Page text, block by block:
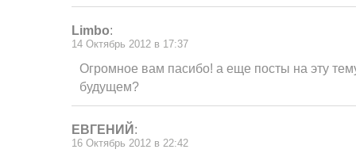
Limbo:
14 Октябрь 2012 в 17:37
Огромное вам пасибо! а еще посты на эту
будущем?
ЕВГЕНИЙ:
16 Октябрь 2012 в 22:42